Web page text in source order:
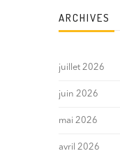
ARCHIVES
juillet 2026
juin 2026
mai 2026
avril 2026